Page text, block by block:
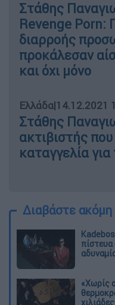
Στάθης
Revenge Porn:
διαρροής
προκάλεσαν
και όχι μόνο
Ελλάδα|14.12.2021
Στάθης
ακτιβιστής
καταγγελία
Διαβάστε ακόμη
πίστευα
«Χωρίς